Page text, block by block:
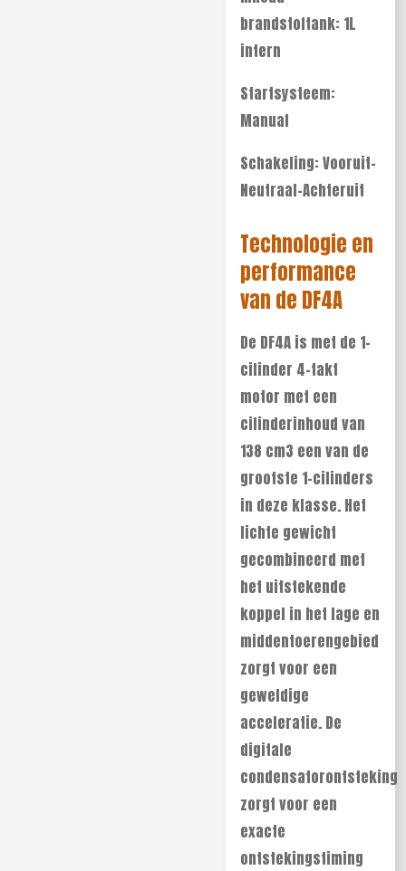
brandstoftank: 1L
intern
Startsysteem:
Manual
Schakeling: Vooruit-
Neutraal-Achteruit
Technologie en
performance
van de DF4A
De DF4A is met de 1-
cilinder 4-takt
motor met een
cilinderinhoud van
138 cm3 een van de
grootste 1-cilinders
in deze klasse. Het
lichte gewicht
gecombineerd met
het uitstekende
koppel in het lage en
middentoerengebied
zorgt voor een
geweldige
acceleratie. De
digitale
condensatorontsteking
zorgt voor een
exacte
ontstekingstiming